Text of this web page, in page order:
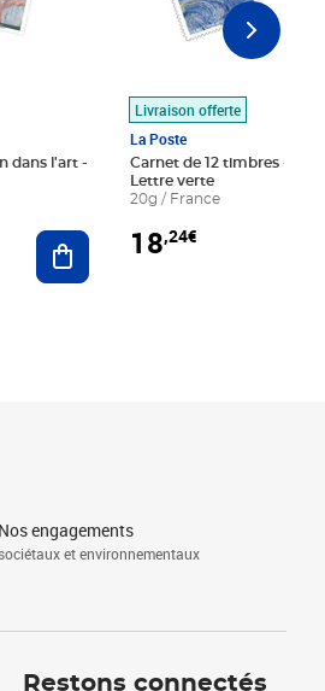
dans l'art -
Ajouter au panier
Livraison offerte
La Poste
Carnet de 12 timbres - Le
Lettre verte
20g / France
18,24€
Nos engagements
et environnementaux
Restons connectés